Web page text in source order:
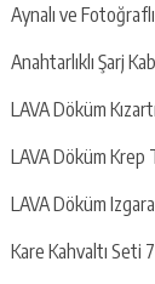
Aynalı ve
Anahtarlıklı Şarj
LAVA Döküm
LAVA Döküm Krep
LAVA Döküm
Kare Kahvaltı Seti